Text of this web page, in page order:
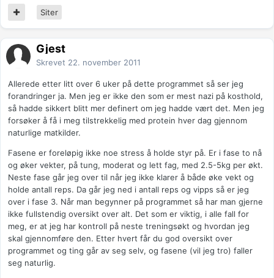
Siter
Gjest
Skrevet 22. november 2011
Allerede etter litt over 6 uker på dette programmet så ser jeg
forandringer ja. Men jeg er ikke den som er mest nazi på kosthold,
så hadde sikkert blitt mer definert om jeg hadde vært det. Men jeg
forsøker å få i meg tilstrekkelig med protein hver dag gjennom
naturlige matkilder.
Fasene er foreløpig ikke noe stress å holde styr på. Er i fase to nå
og øker vekter, på tung, moderat og lett fag, med 2.5-5kg per økt.
Neste fase går jeg over til når jeg ikke klarer å både øke vekt og
holde antall reps. Da går jeg ned i antall reps og vipps så er jeg
over i fase 3. Når man begynner på programmet så har man gjerne
ikke fullstendig oversikt over alt. Det som er viktig, i alle fall for
meg, er at jeg har kontroll på neste treningsøkt og hvordan jeg
skal gjennomføre den. Etter hvert får du god oversikt over
programmet og ting går av seg selv, og fasene (vil jeg tro) faller
seg naturlig.